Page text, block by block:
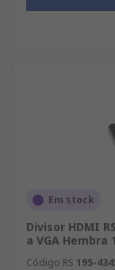
Em stock
Divisor HDMI
a VGA Hembra
Código RS 195-